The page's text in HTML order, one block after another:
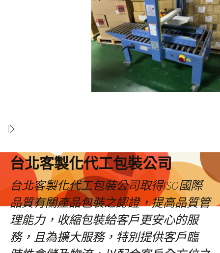
台北客製化代工包裝公司
台北客製化代工包裝公司取得ISO國際
品質有關產品包裝之認證，提高品質管
理能力，收縮包裝給客戶更安心的服
務，且為擴大服務，特別提供客戶臨